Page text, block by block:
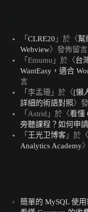
「 CLRE20 」於〈幫
Webview〉發佈留言
「 Emumu 」於〈台
WantEasy，適合
言
「 李孟珊 」於〈[懶
詳細的術語對照〉
「 Astrid 」於〈看懂
旁聽課程？如何申
「 王光卫博客 」於〈
Analytics Academy
簡單的 MySQL 使